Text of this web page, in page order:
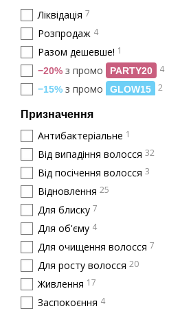
Ліквідація 7
Розпродаж 4
Разом дешевше! 1
−20% з промо PARTY20 4
−15% з промо GLOW15 2
Призначення
Антибактеріальне 1
Від випадіння волосся 32
Від посічення волосся 3
Відновлення 25
Для блиску 7
Для об'єму 4
Для очищення волосся 7
Для росту волосся 20
Живлення 17
Заспокоєння 4